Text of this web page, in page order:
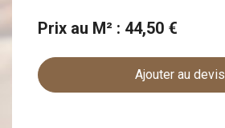
Prix au M² : 44,50 €
Ajouter au devis